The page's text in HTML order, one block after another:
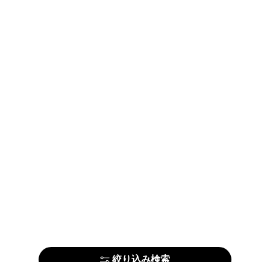
絞り込み検索